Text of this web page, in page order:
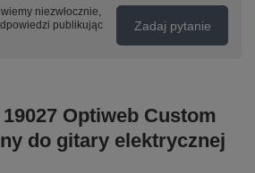
niezwłocznie,
publikując
Zadaj pytanie
Optiweb Custom
do gitary elektrycznej